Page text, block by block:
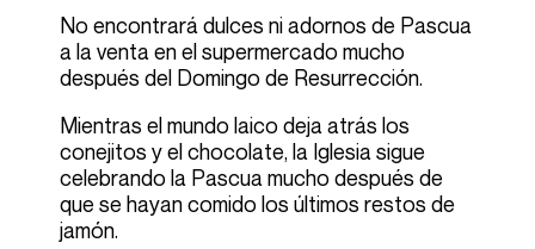
No encontrará dulces ni adornos de Pascua
a la venta en el supermercado mucho
después del Domingo de Resurrección.
Mientras el mundo laico deja atrás los
conejitos y el chocolate, la Iglesia sigue
celebrando la Pascua mucho después de
que se hayan comido los últimos restos de
jamón.